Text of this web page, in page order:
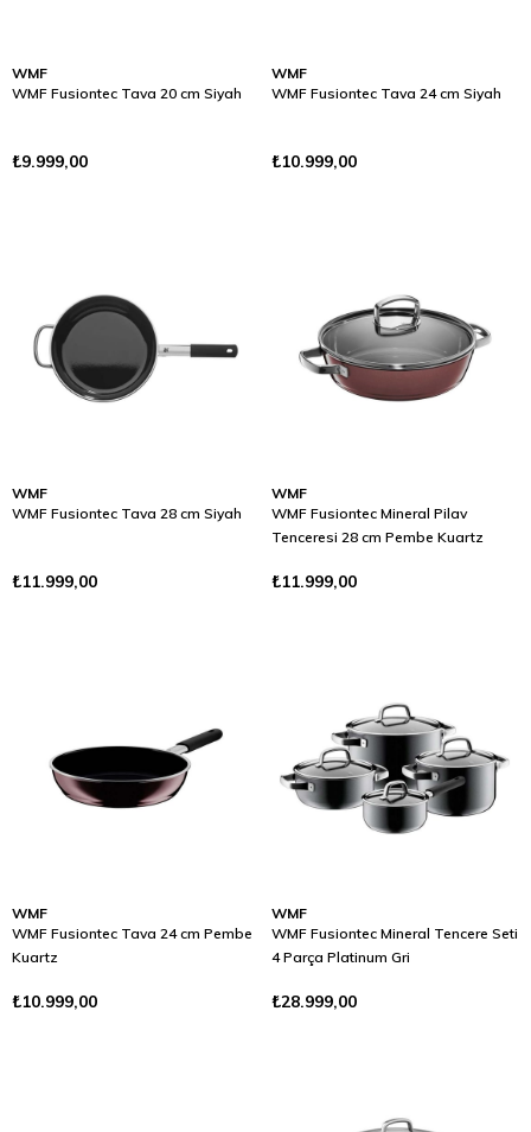
WMF
WMF Fusiontec Tava 20 cm Siyah
₺9.999,00
WMF
WMF Fusiontec Tava 24 cm Siyah
₺10.999,00
WMF
WMF Fusiontec Tava 28 cm Siyah
₺11.999,00
WMF
WMF Fusiontec Mineral Pilav
Tenceresi 28 cm Pembe Kuartz
₺11.999,00
WMF
WMF Fusiontec Tava 24 cm Pembe
Kuartz
₺10.999,00
WMF
WMF Fusiontec Mineral Tencere Seti
4 Parça Platinum Gri
₺28.999,00